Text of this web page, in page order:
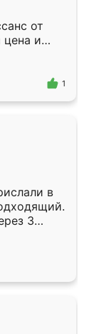
от
и
1
в
3